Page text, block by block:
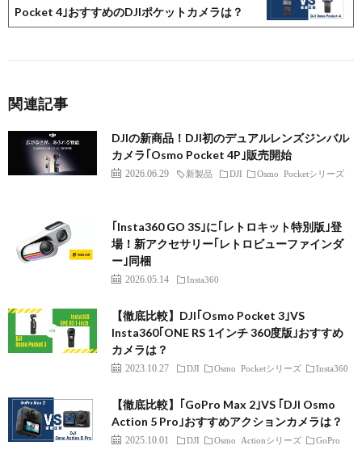
Pocket 4｣おすすめのDJIポケットカメラは？
関連記事
DJIの新商品！DJI初のデュアルレンズジンバル
カメラ｢Osmo Pocket 4P｣販売開始
2026.06.29 新製品 DJI Osmo Pocketシリーズ
｢Insta360 GO 3S｣に｢レトロキット特別版｣登
場！新アクセサリー｢レトロビューファインダ
ー｣同梱
2026.05.14 Insta360
【徹底比較】DJI｢Osmo Pocket 3｣VS
Insta360｢ONE RS 1インチ 360度版｣おすすめ
カメラは？
2023.10.27 DJI Osmo Pocketシリーズ Insta360
【徹底比較】｢GoPro Max 2｣VS ｢DJI Osmo
Action 5 Pro｣おすすめアクションカメラは？
2025.10.01 DJI Osmo Actionシリーズ GoPro